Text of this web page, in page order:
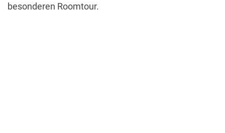
besonderen Roomtour.